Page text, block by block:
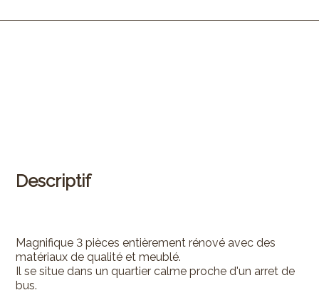
Descriptif
Magnifique 3 pièces entièrement rénové avec des
matériaux de qualité et meublé.
Il se situe dans un quartier calme proche d'un arret de
bus.